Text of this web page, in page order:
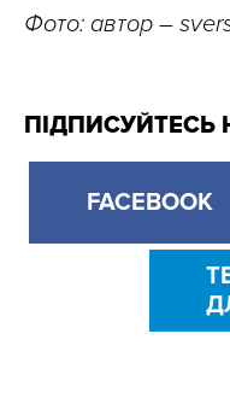
Фото: автор –
ПІДПИСУЙТЕСЬ
FACEBOOK